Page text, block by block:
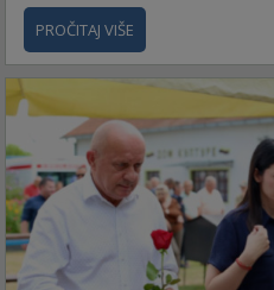
PROČITAJ VIŠE